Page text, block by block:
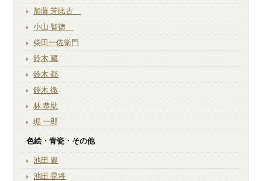
加藤 芳比古
小山 智徳
柴田一佐衛門
鈴木 藏
鈴木 都
鈴木 徹
林 恭助
堀 一郎
色絵・青瓷・その他
池田 巖
池田 晃将